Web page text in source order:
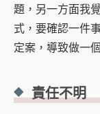
題，另一方面我
式，要確認一件
定案，導致做一
責任不明